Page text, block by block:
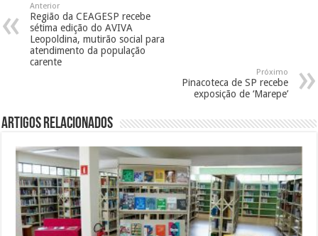
Anterior
Região da CEAGESP recebe
sétima edição do AVIVA
Leopoldina, mutirão social para
atendimento da população
carente
Próximo
Pinacoteca de SP recebe
exposição de ‘Marepe’
Artigos Relacionados